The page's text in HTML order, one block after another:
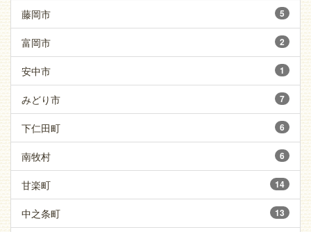
藤岡市 5
富岡市 2
安中市 1
みどり市 7
下仁田町 6
南牧村 6
甘楽町 14
中之条町 13